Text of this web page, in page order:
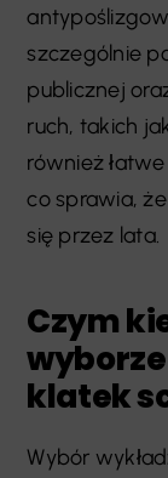
szczególnie
publicznej
ruch, takich
również
co sprawia,
się przez lata.
Czym
klatek
Wybór